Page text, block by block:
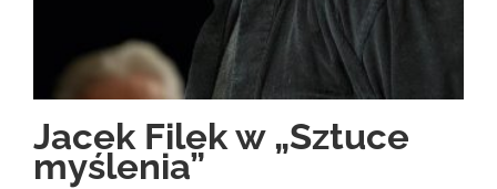
Jacek Filek w „Sztuce
myślenia”